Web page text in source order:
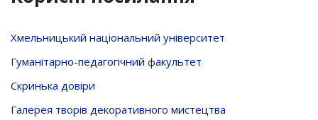
Хмельницький національний університет
Гуманітарно-педагогічний факультет
Скринька довiри
Галерея творів декоративного мистецтва